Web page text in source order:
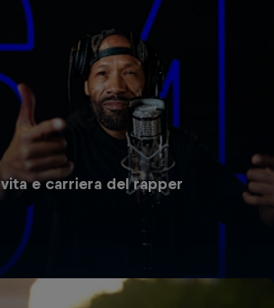
vita e carriera del rapper